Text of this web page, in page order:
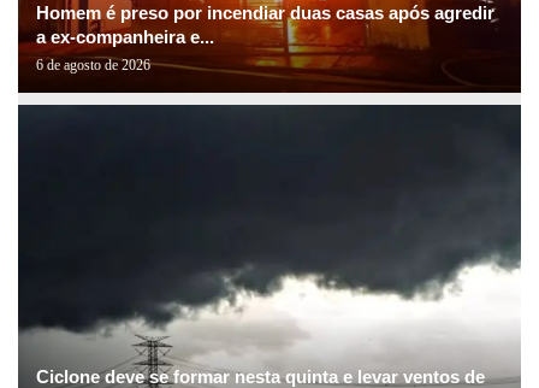
Homem é preso por incendiar duas casas após agredir
a ex-companheira e...
6 de agosto de 2026
Ciclone deve se formar nesta quinta e levar ventos de